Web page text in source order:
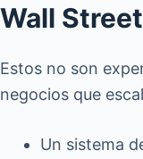
Wall Street
Estos no son
negocios que
Un sistema